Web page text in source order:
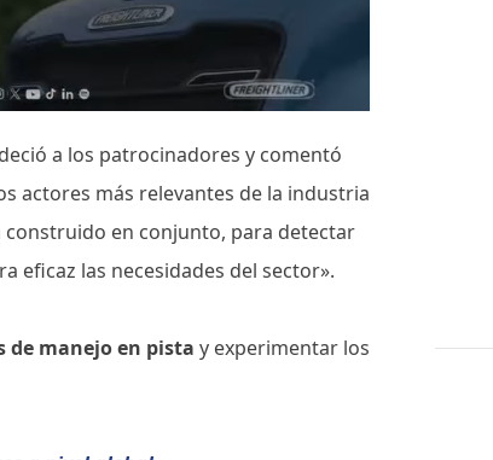
a los patrocinadores y comentó
actores más relevantes de la industria
construido en conjunto, para detectar
eficaz las necesidades del sector».
de manejo en pista y experimentar los